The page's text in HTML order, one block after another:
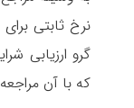
نرخ ثابتی
گرو ارزیابی
که با آن